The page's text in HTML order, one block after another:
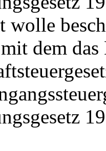
wolle
dem